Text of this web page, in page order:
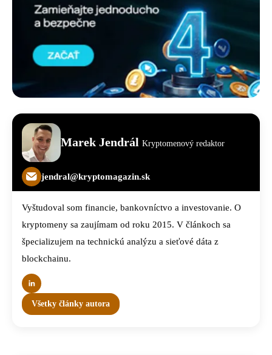
Marek Jendrál Kryptomenový redaktor
jendral@kryptomagazin.sk
Vyštudoval som financie, bankovníctvo a investovanie. O
kryptomeny sa zaujímam od roku 2015. V článkoch sa
špecializujem na technickú analýzu a sieťové dáta z
blockchainu.
Všetky články autora